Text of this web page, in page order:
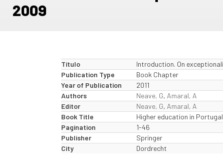
2009
Título
Introduction. On
Publication Type
Book Chapter
Year of Publication
2011
Authors
Neave, G, Amaral, A
Editor
Neave, G, Amaral, A
Book Title
Higher education in
Pagination
1-46
Publisher
Springer
City
Dordrecht